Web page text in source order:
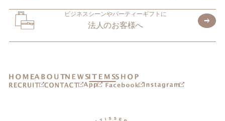
ビジネスシーンやパーティーギフトに
法人のお客様へ